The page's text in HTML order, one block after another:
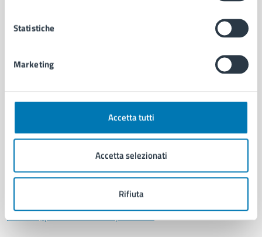
Statistiche
Marketing
Accetta tutti
Accetta selezionati
Rifiuta
Aree amministrative
Municipalità
Politici
Intranet, posta aziendale e protocollo